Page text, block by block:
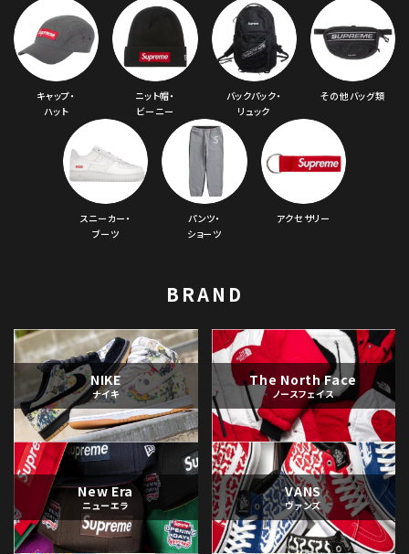
キャップ・
ハット
ニット帽・
ビーニー
バックパック・
リュック
その他バッグ類
スニーカー・
ブーツ
パンツ・
ショーツ
アクセサリー
BRAND
NIKE
ナイキ
The North Face
ノースフェイス
New Era
ニューエラ
VANS
ヴァンズ